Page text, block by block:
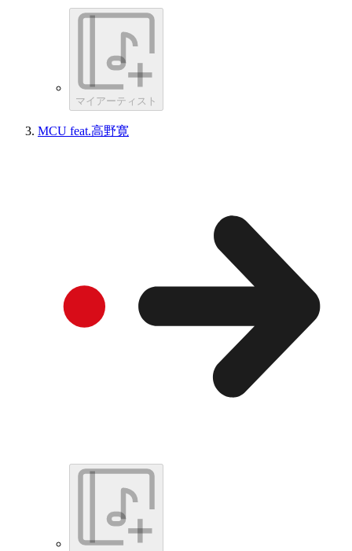
マイアーティスト
MCU feat.高野寛